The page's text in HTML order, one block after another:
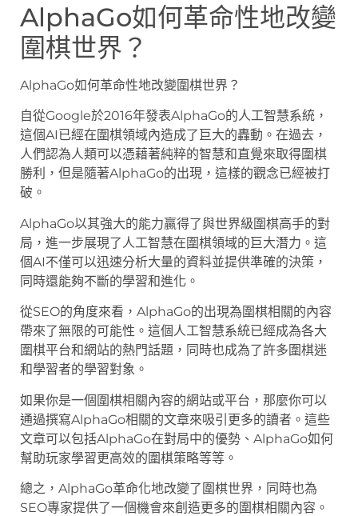
AlphaGo如何革命性地改變
圍棋世界？
AlphaGo如何革命性地改變圍棋世界？
自從Google於2016年發表AlphaGo的人工智慧系統，
這個AI已經在圍棋領域內造成了巨大的轟動。在過去，
人們認為人類可以憑藉著純粹的智慧和直覺來取得圍棋
勝利，但是隨著AlphaGo的出現，這樣的觀念已經被打
破。
AlphaGo以其強大的能力贏得了與世界級圍棋高手的對
局，進一步展現了人工智慧在圍棋領域的巨大潛力。這
個AI不僅可以迅速分析大量的資料並提供準確的決策，
同時還能夠不斷的學習和進化。
從SEO的角度來看，AlphaGo的出現為圍棋相關的內容
帶來了無限的可能性。這個人工智慧系統已經成為各大
圍棋平台和網站的熱門話題，同時也成為了許多圍棋迷
和學習者的學習對象。
如果你是一個圍棋相關內容的網站或平台，那麼你可以
通過撰寫AlphaGo相關的文章來吸引更多的讀者。這些
文章可以包括AlphaGo在對局中的優勢、AlphaGo如何
幫助玩家學習更高效的圍棋策略等等。
總之，AlphaGo革命化地改變了圍棋世界，同時也為
SEO專家提供了一個機會來創造更多的圍棋相關內容。